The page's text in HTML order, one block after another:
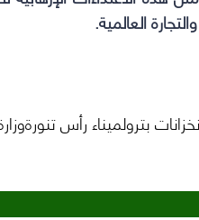
العالمية.
بترولميناء رأس